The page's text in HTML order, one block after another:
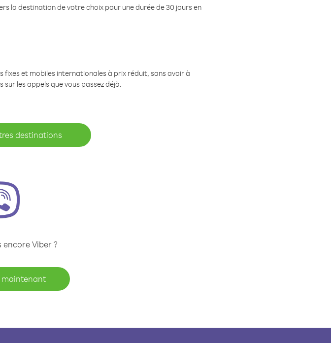
la destination de votre choix pour une durée de 30 jours en
fixes et mobiles internationales à prix réduit, sans avoir à
les appels que vous passez déjà.
destinations
encore Viber ?
maintenant